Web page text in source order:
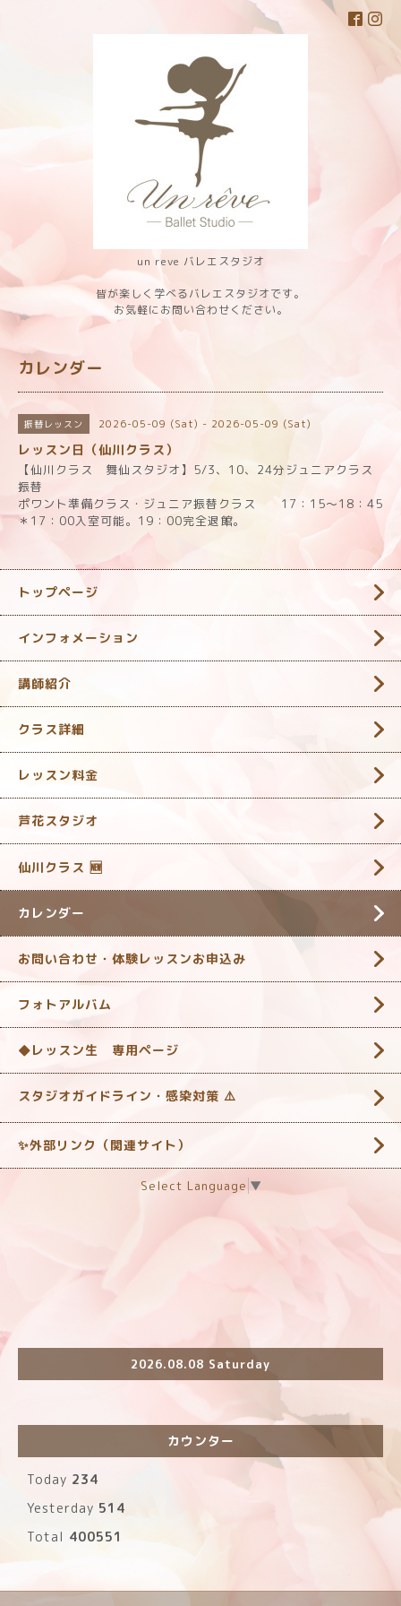
un reve バレエスタジオ
皆が楽しく学べるバレエスタジオです。
お気軽にお問い合わせください。
カレンダー
振替レッスン 2026-05-09 (Sat) - 2026-05-09 (Sat)
レッスン日（仙川クラス）
【仙川クラス 舞仙スタジオ】5/3、10、24分ジュニアクラス
振替
ポワント準備クラス・ジュニア振替クラス 17：15～18：45
＊17：00入室可能。19：00完全退館。
トップページ
インフォメーション
講師紹介
クラス詳細
レッスン料金
芦花スタジオ
仙川クラス 🆕
カレンダー
お問い合わせ・体験レッスンお申込み
フォトアルバム
◆レッスン生 専用ページ
スタジオガイドライン・感染対策 ‎⚠️
✨外部リンク（関連サイト）
Select Language ▼
2026.08.08 Saturday
カウンター
Today 234
Yesterday 514
Total 400551